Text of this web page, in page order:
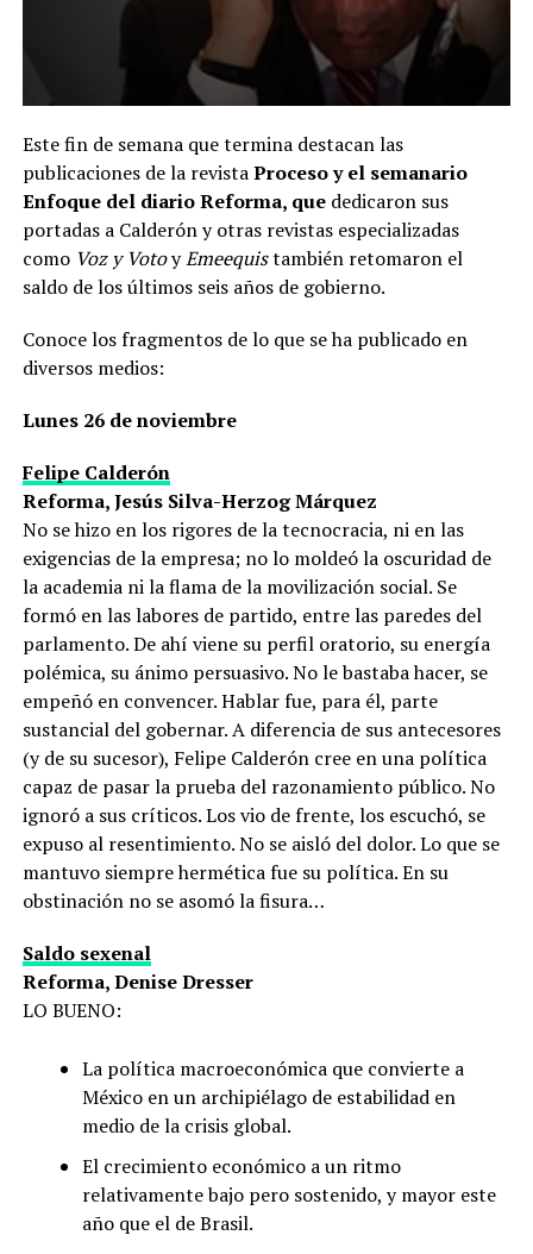
Este fin de semana que termina destacan las
publicaciones de la revistaProceso y el semanario
Enfoque del diario Reforma, quededicaron sus
portadas a Calderón y otras revistas especializadas
comoVoz y VotoyEmeequistambién retomaron el
saldo de los últimos seis años de gobierno.
Conoce los fragmentos de lo que se ha publicado en
diversos medios:
Lunes 26 de noviembre
Felipe Calderón
Reforma, Jesús Silva-Herzog Márquez
No se hizo en los rigores de la tecnocracia, ni en las
exigencias de la empresa; no lo moldeó la oscuridad de
la academia ni la flama de la movilización social. Se
formó en las labores de partido, entre las paredes del
parlamento. De ahí viene su perfil oratorio, su energía
polémica, su ánimo persuasivo. No le bastaba hacer, se
empeñó en convencer. Hablar fue, para él, parte
sustancial del gobernar. A diferencia de sus antecesores
(y de su sucesor), Felipe Calderón cree en una política
capaz de pasar la prueba del razonamiento público. No
ignoró a sus críticos. Los vio de frente, los escuchó, se
expuso al resentimiento. No se aisló del dolor. Lo que se
mantuvo siempre hermética fue su política. En su
obstinación no se asomó la fisura…
Saldo sexenal
Reforma, Denise Dresser
LO BUENO:
La política macroeconómica que convierte a
México en un archipiélago de estabilidad en
medio de la crisis global.
El crecimiento económico a un ritmo
relativamente bajo pero sostenido, y mayor este
año que el de Brasil.